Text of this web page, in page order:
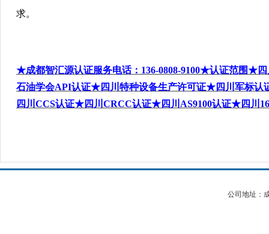
求。
★成都智汇源认证服务电话：136-0808-9100★认证范围★四
石油学会API认证★四川特种设备生产许可证★四川军标认
四川CCS认证★四川CRCC认证★四川AS9100认证★四川
公司地址：